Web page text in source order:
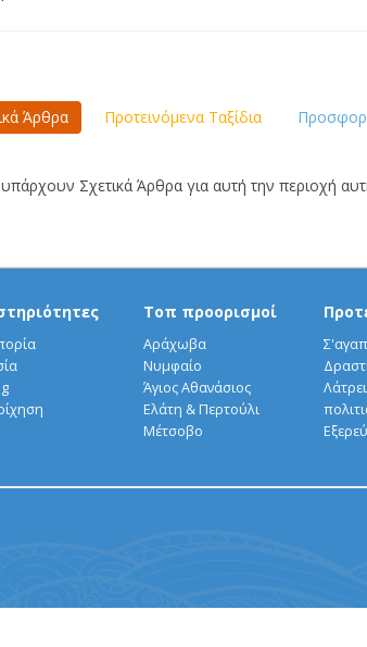
Άρθρα Προτεινόμενα Ταξίδια
Σχετικά Άρθρα για αυτή την περιοχή
Τοπ προορισμοί
Αράχωβα
Νυμφαίο
Άγιος Αθανάσιος
Ελάτη & Περτούλι
Μέτσοβο